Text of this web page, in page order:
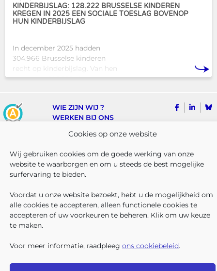
Cookies op onze website
Wij gebruiken cookies om de goede werking van onze
website te waarborgen en om u steeds de best mogelijke
surfervaring te bieden.
Voordat u onze website bezoekt, hebt u de mogelijkheid om
alle cookies te accepteren, alleen functionele cookies te
accepteren of uw voorkeuren te beheren. Klik om uw keuze
te maken.
Voor meer informatie, raadpleeg ons cookiebeleid.
om de kosten
KINDERBIJSLAG: 128.222 BRUSSELSE KINDEREN
KREGEN IN 2025 EEN SOCIALE TOESLAG BOVENOP
HUN KINDERBIJSLAG
In december 2025 hadden
304.966 Brusselse kinderen
recht op kinderbijslag. Van hen
ontvingen 128.222 kinderen ook
komt overeen met 42,04% van
WIE ZIJN WIJ ?
WERKEN BIJ ONS
TRANSPARANTIE
PERS
KLACHTEN
VOLGVIND
Iriscare • Belliardstraat 71 bus 2 • 1040 Brussel
2026 Iriscare
Toegankelijkheids-verklaring
Responsible Disclosure
Cookiebeleid